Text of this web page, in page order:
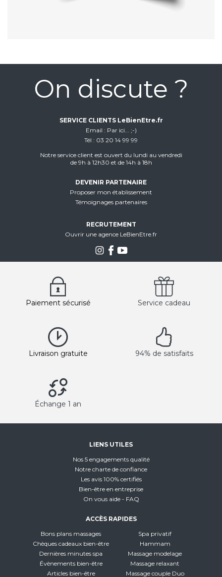
On discute ?
SERVICE CLIENTS LeBienEtre.fr
Email
Par ici... ;-)
Tél
03 20 14 99 99
Notre service client est ouvert du lundi au vendredi
de 9h à 12h30 et de 14h à 18h
DEVENIR PARTENAIRE
Proposer mon établissement
Témoignages partenaires
RECRUTEMENT
Ouvrir une agence LeBienEtre.fr
Paiement sécurisé Service cadeau
Livraison gratuite 94% de satisfaits
Échange 1 an
LIENS UTILES
Nos 5 engagements qualité
Notre charte de confiance
Les avis 100% certifiés
Bien-être en entreprise
On vous aide - FAQ
ACCÈS RAPIDES
Bons plans massages
Chèques cadeaux bien-être
Dernières minutes spa
Évènements bien-être
Articles bien-être
Spa privatif
Hammam
Massage modelage
Massage relaxant
Massage couple Duo